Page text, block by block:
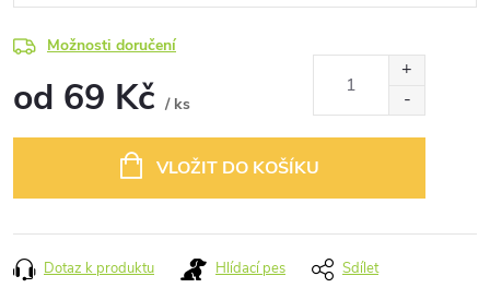
Možnosti doručení
od 69 Kč / ks
VLOŽIT DO KOŠÍKU
Dotaz k produktu Hlídací pes Sdílet